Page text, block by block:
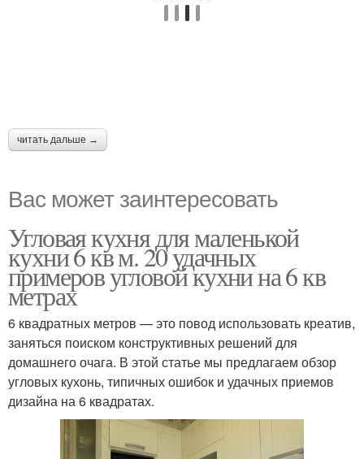
читать дальше →
Вас может заинтересовать
Угловая кухня для маленькой
кухни 6 кв м. 20 удачных
примеров угловой кухни на 6 кв
метрах
6 квадратных метров — это повод использовать креатив,
заняться поиском конструктивных решений для
домашнего очага. В этой статье мы предлагаем обзор
угловых кухонь, типичных ошибок и удачных приемов
дизайна на 6 квадратах.